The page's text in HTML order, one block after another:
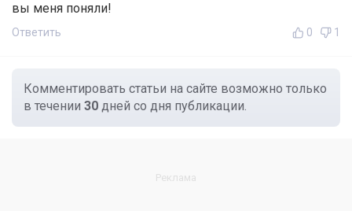
вы меня поняли!
Ответить 0 1
Комментировать статьи на сайте возможно только
в течении 30 дней со дня публикации.